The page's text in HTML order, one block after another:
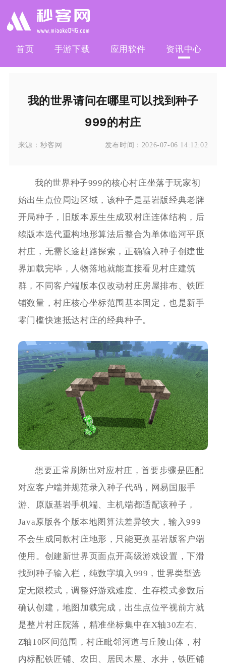
首页 手游下载 应用软件 资讯中心
我的世界请问在哪里可以找到种子
999的村庄
来源： 秒客网 发布时间： 2026-07-06 14:12:02
我的世界种子999的核心村庄坐落于玩家初
始出生点位周边区域，该种子是基岩版经典老牌
开局种子，旧版本原生生成双村庄连体结构，后
续版本迭代重构地形算法后整合为单体临河平原
村庄，无需长途赶路探索，正确输入种子创建世
界加载完毕，人物落地就能直接看见村庄建筑
群，不同客户端版本仅改动村庄房屋排布、铁匠
铺数量，村庄核心坐标范围基本固定，也是新手
零门槛快速抵达村庄的经典种子。
想要正常刷新出对应村庄，首要步骤是匹配
对应客户端并规范录入种子代码，网易国服手
游、原版基岩手机端、主机端都适配该种子，
Java原版各个版本地图算法差异较大，输入999
不会生成同款村庄地形，只能更换基岩版客户端
使用。创建新世界页面点开高级游戏设置，下滑
找到种子输入栏，纯数字填入999，世界类型选
定无限模式，调整好游戏难度、生存模式参数后
确认创建，地图加载完成，出生点位平视前方就
是整片村庄院落，精准坐标集中在X轴30左右、
Z轴10区间范围，村庄毗邻河道与丘陵山体，村
内标配铁匠铺、农田、居民木屋、水井，铁匠铺